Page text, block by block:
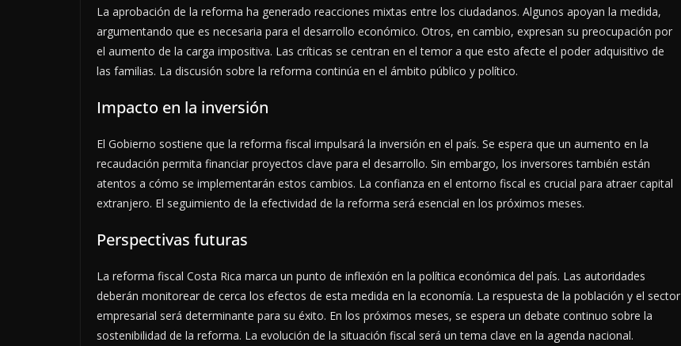
La aprobación de la reforma ha generado reacciones mixtas entre los ciudadanos. Algunos apoyan la medida,
argumentando que es necesaria para el desarrollo económico. Otros, en cambio, expresan su preocupación por
el aumento de la carga impositiva. Las críticas se centran en el temor a que esto afecte el poder adquisitivo de
las familias. La discusión sobre la reforma continúa en el ámbito público y político.
Impacto en la inversión
El Gobierno sostiene que la reforma fiscal impulsará la inversión en el país. Se espera que un aumento en la
recaudación permita financiar proyectos clave para el desarrollo. Sin embargo, los inversores también están
atentos a cómo se implementarán estos cambios. La confianza en el entorno fiscal es crucial para atraer capital
extranjero. El seguimiento de la efectividad de la reforma será esencial en los próximos meses.
Perspectivas futuras
La reforma fiscal Costa Rica marca un punto de inflexión en la política económica del país. Las autoridades
deberán monitorear de cerca los efectos de esta medida en la economía. La respuesta de la población y el sector
empresarial será determinante para su éxito. En los próximos meses, se espera un debate continuo sobre la
sostenibilidad de la reforma. La evolución de la situación fiscal será un tema clave en la agenda nacional.